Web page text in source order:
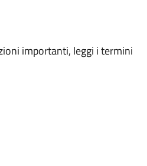
importanti, leggi i termini